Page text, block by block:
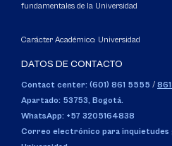
fundamentales de la Universidad
Carácter Académico: Universidad
DATOS DE CONTACTO
Contact center: (601) 861 5555 /
Apartado: 53753, Bogotá.
WhatsApp: +57 3205164838
Correo electrónico para inquietudes